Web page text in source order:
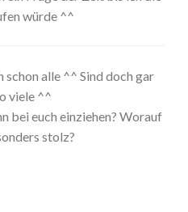
würde ^^
schon alle ^^ Sind doch gar
viele ^^
bei euch einziehen? Worauf
stolz?